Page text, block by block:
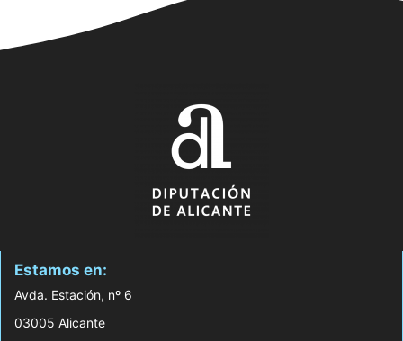
Estamos en:
Avda. Estación, nº 6
03005 Alicante